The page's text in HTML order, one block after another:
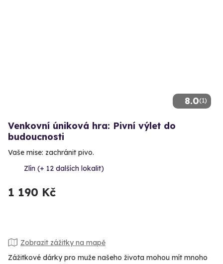
8.0(1)
Venkovní úniková hra: Pivní výlet do
budoucnosti
Vaše mise: zachránit pivo.
Zlín (+ 12 dalších lokalit)
1 190 Kč
Zobrazit zážitky na mapě
Zážitkové dárky pro muže našeho života mohou mít mnoho